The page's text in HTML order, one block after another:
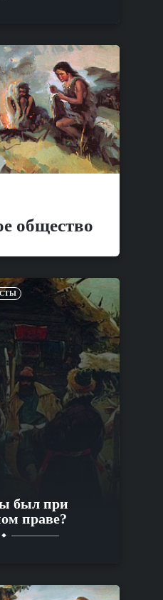
общество
был при
праве?